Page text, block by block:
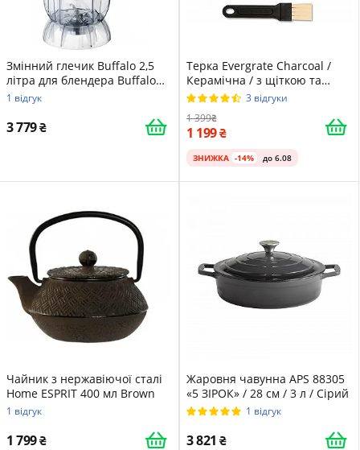
Змінний глечик Buffalo 2,5
літра для блендера Buffalo
Чорний
1 відгук
3 779
Терка Evergrate Charcoal /
Керамічна / з щіткою та
книгою рецептів
3 відгуки
1 399
1 199
ЗНИЖКА -14% до 6.08
Чайник з нержавіючої сталі
Home ESPRIT 400 мл Brown
1 відгук
1 799
Жаровня чавунна APS 88305
«5 ЗІРОК» / 28 см / 3 л / Сірий
1 відгук
3 821